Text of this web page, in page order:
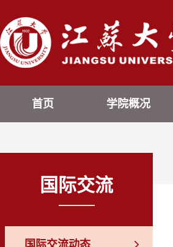
首页 学院概况
国际交流
国际交流动态